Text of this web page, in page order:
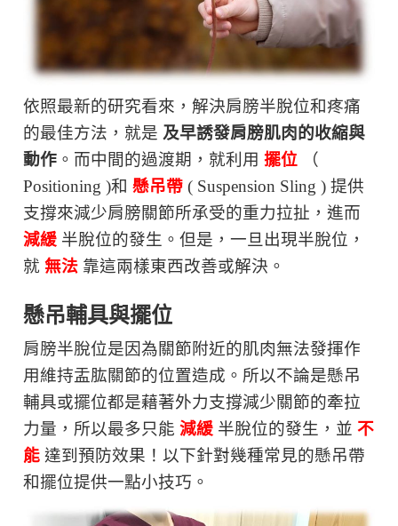
依照最新的研究看來，解決肩膀半脫位和疼痛
的最佳方法，就是 及早誘發肩膀肌肉的收縮與
動作 。而中間的過渡期，就利用擺位
（
Positioning )和懸吊帶 ( Suspension Sling ) 提供
支撐來減少肩膀關節所承受的重力拉扯，進而
減緩 半脫位的發生。但是，一旦出現半脫位，
就無法 靠這兩樣東西改善或解決。
懸吊輔具與擺位
肩膀半脫位是因為關節附近的肌肉無法發揮作
用維持盂肱關節的位置造成。所以不論是懸吊
輔具或擺位都是藉著外力支撐減少關節的牽拉
力量，所以最多只能減緩 半脫位的發生，並不
能 達到預防效果！以下針對幾種常見的懸吊帶
和擺位提供一點小技巧。